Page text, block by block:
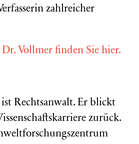
zahlreicher
Vollmer finden Sie hier.
Rechtsanwalt. Er blickt
zurück.